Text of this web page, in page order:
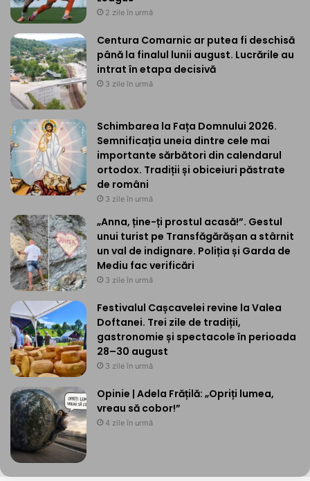
2 zile în urmă
Centura Comarnic ar putea fi deschisă
până la finalul lunii august. Lucrările au
intrat în etapa decisivă
3 zile în urmă
Schimbarea la Fața Domnului 2026.
Semnificația uneia dintre cele mai
importante sărbători din calendarul
ortodox. Tradiții și obiceiuri păstrate
de români
3 zile în urmă
„Anna, ține-ți prostul acasă!”. Gestul
unui turist pe Transfăgărășan a stârnit
un val de indignare. Poliția și Garda de
Mediu fac verificări
3 zile în urmă
Festivalul Cașcavelei revine la Valea
Doftanei. Trei zile de tradiții,
gastronomie și spectacole în perioada
28–30 august
3 zile în urmă
Opinie | Adela Frățilă: „Opriți lumea,
vreau să cobor!”
4 zile în urmă